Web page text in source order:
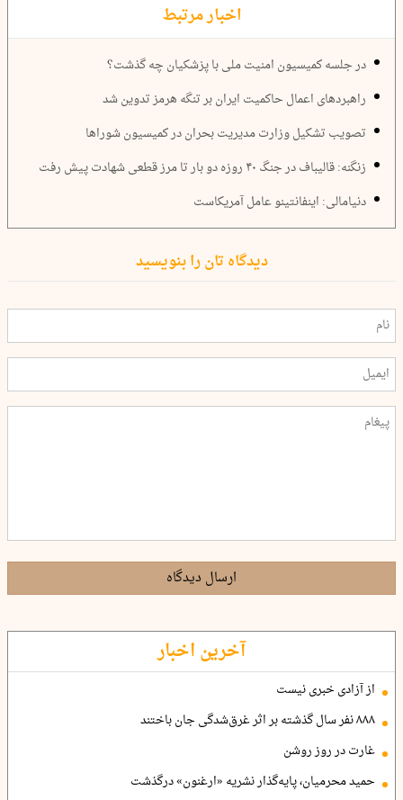
اخبار مرتبط
در جلسه کمیسیون امنیت ملی با پزشکیان چه گذشت؟
راهبردهای اعمال حاکمیت ایران بر تنگه هرمز تدوین شد
تصویب تشکیل وزارت مدیریت بحران در کمیسیون شوراها
زنگنه: قالیباف در جنگ ۴۰ روزه دو بار تا مرز قطعی شهادت پیش رفت
دنیامالی: اینفانتینو عامل آمریکاست
دیدگاه تان را بنویسید
ارسال دیدگاه
آخرین اخبار
از آزادی خبری نیست
۸۸۸ نفر سال گذشته بر اثر غرق‌شدگی جان باختند
غارت در روز روشن
حمید محرمیان، پایه‌گذار نشریه «ارغنون» درگذشت